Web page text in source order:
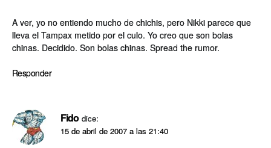
A ver, yo no entiendo mucho de chichis, pero Nikki parece que
lleva el Tampax metido por el culo. Yo creo que son bolas
chinas. Decidido. Son bolas chinas. Spread the rumor.
Responder
Fido dice:
15 de abril de 2007 a las 21:40